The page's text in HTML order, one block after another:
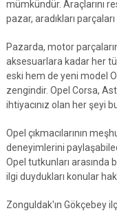
mümkündür. Araçlarını
pazar, aradıkları
Pazarda, motor
aksesuarlara kadar her
eski hem de yeni model
zengindir. Opel Corsa,
ihtiyacınız olan her şeyi
Opel çıkmacılarının
deneyimlerini
Opel tutkunları arasında
ilgi duydukları konular
Zonguldak'ın Gökçebey